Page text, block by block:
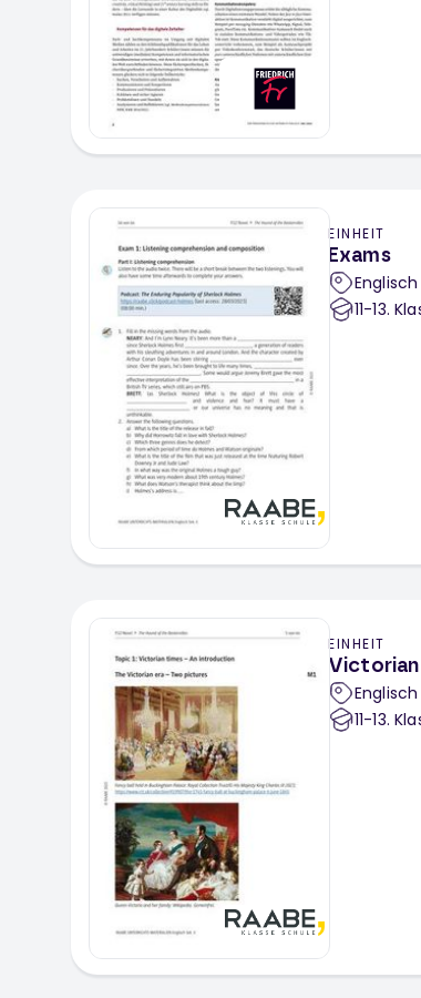
EINHEIT
Exams
Englisch
11-13.
EINHEIT
Englisch
11-13.